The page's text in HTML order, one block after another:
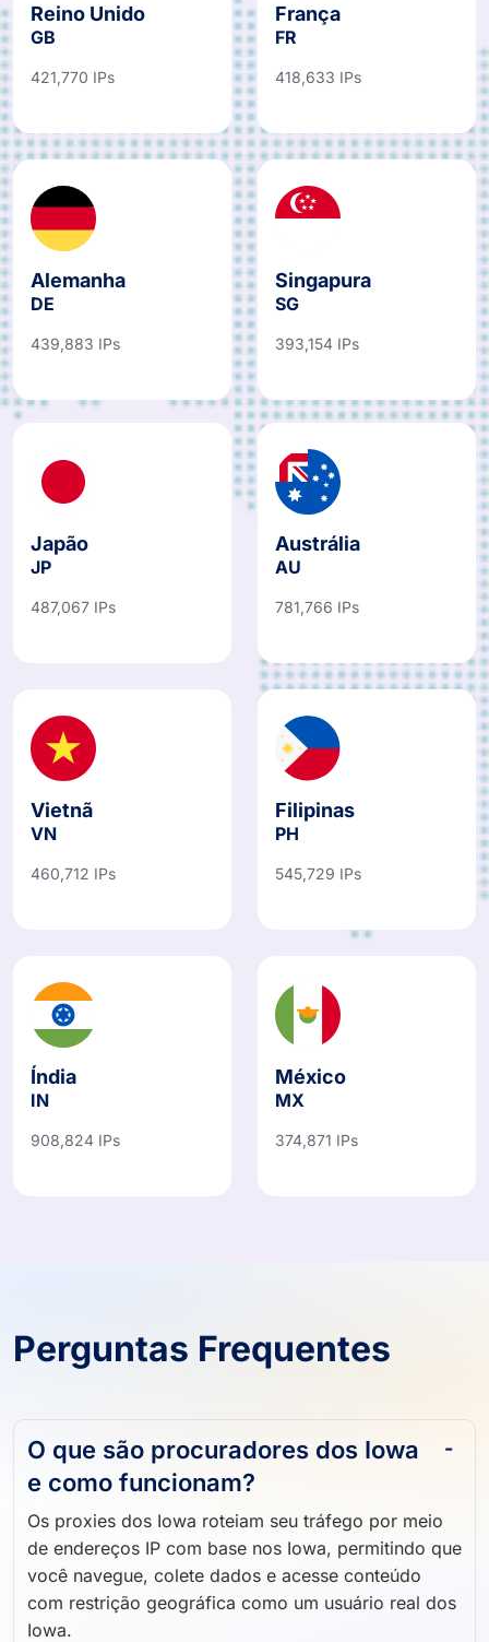
Reino Unido
GB
421,770 IPs
França
FR
418,633 IPs
Alemanha
DE
439,883 IPs
Singapura
SG
393,154 IPs
Japão
JP
487,067 IPs
Austrália
AU
781,766 IPs
Vietnã
VN
460,712 IPs
Filipinas
PH
545,729 IPs
Índia
IN
908,824 IPs
México
MX
374,871 IPs
Perguntas Frequentes
O que são procuradores dos Iowa
e como funcionam?
Os proxies dos Iowa roteiam seu tráfego por meio
de endereços IP com base nos Iowa, permitindo que
você navegue, colete dados e acesse conteúdo
com restrição geográfica como um usuário real dos
Iowa.